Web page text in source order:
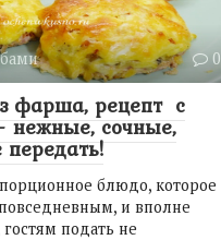
0
фарша, рецепт с
сочные,
блюдо, которое
и вполне
подать не